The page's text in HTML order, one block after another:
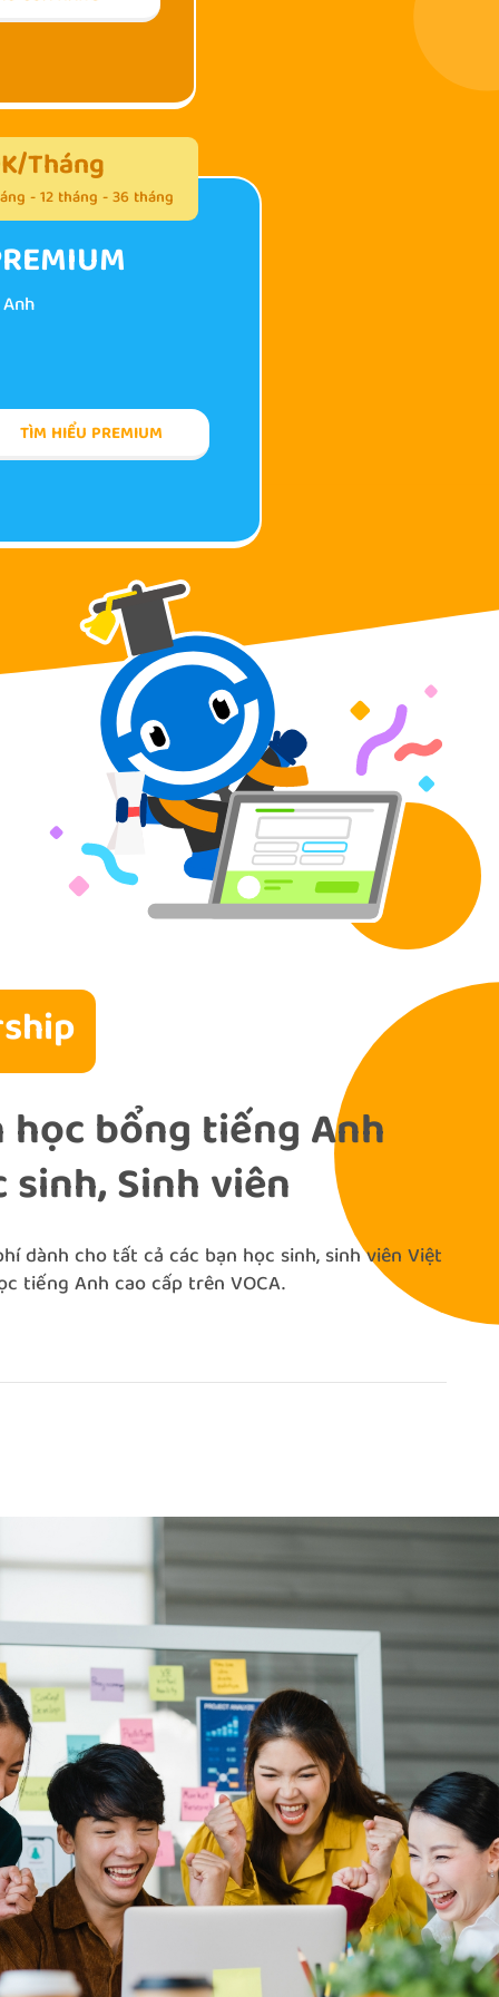
Tháng
- 12 tháng - 36 tháng
TÌM HIỂU PREMIUM
bổng tiếng Anh
Sinh viên
dành cho tất cả các bạn học sinh, sinh viên Việt
tiếng Anh cao cấp trên VOCA.